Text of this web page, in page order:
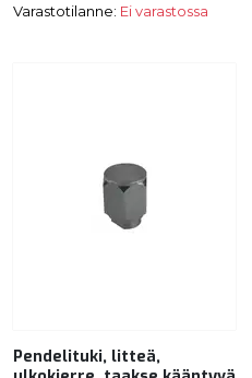
Varastotilanne: Ei varastossa
Pendelituki, litteä,